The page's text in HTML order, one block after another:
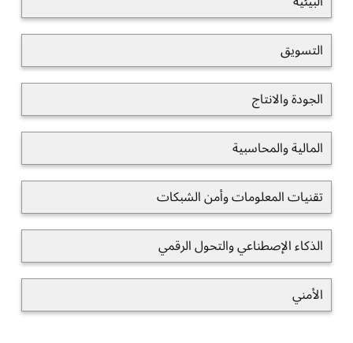
التسويق
الجودة والانتاج
المالية والمحاسبية
تقنيات المعلومات وأمن الشبكات
الذكاء الإصطناعي والتحول الرقمي
الأمني